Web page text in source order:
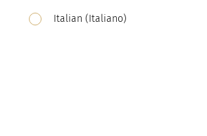
Italian (Italiano)